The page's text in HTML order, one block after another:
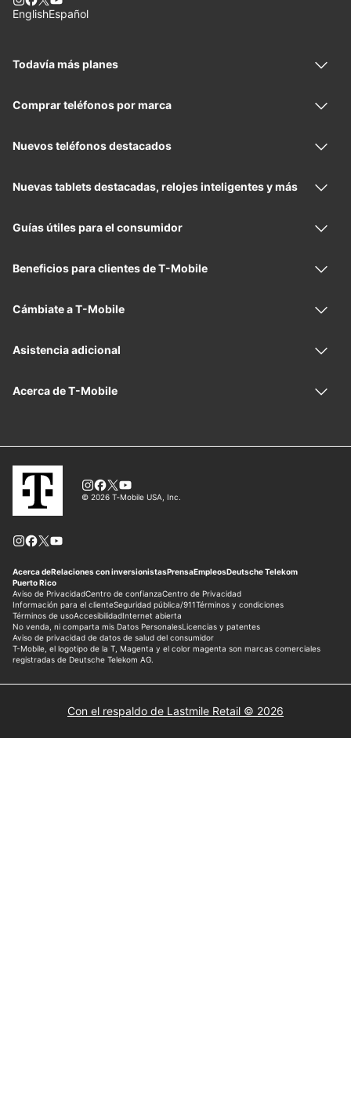
Con el respaldo de Lastmile Retail © 2026